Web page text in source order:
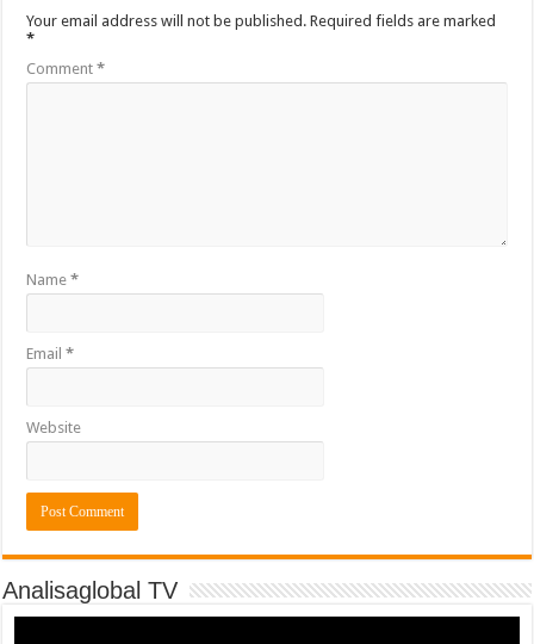
Your email address will not be published. Required fields are marked
*
Comment*
Name*
Email*
Website
Analisaglobal TV